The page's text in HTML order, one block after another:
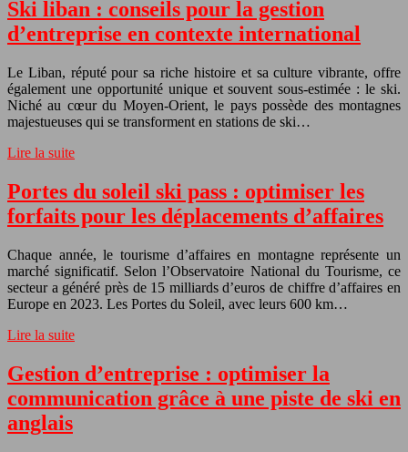
Ski liban : conseils pour la gestion
d’entreprise en contexte international
Le Liban, réputé pour sa riche histoire et sa culture vibrante, offre
également une opportunité unique et souvent sous-estimée : le ski.
Niché au cœur du Moyen-Orient, le pays possède des montagnes
majestueuses qui se transforment en stations de ski…
Lire la suite
Portes du soleil ski pass : optimiser les
forfaits pour les déplacements d’affaires
Chaque année, le tourisme d’affaires en montagne représente un
marché significatif. Selon l’Observatoire National du Tourisme, ce
secteur a généré près de 15 milliards d’euros de chiffre d’affaires en
Europe en 2023. Les Portes du Soleil, avec leurs 600 km…
Lire la suite
Gestion d’entreprise : optimiser la
communication grâce à une piste de ski en
anglais